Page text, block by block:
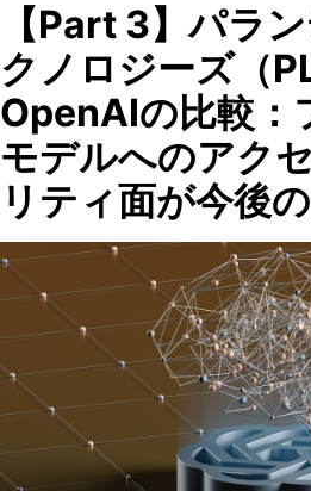
【Part 3】パラ
クノロジーズ（
OpenAIの比較：
モデルへのアク
リティ面が今後